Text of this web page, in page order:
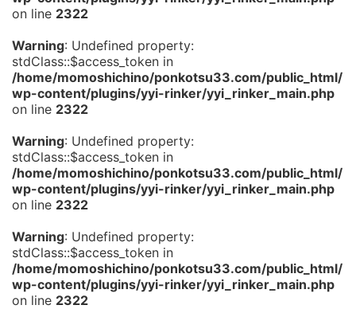
on line 2322
Warning: Undefined property:
stdClass::$access_token in
/home/momoshichino/ponkotsu33.com/public_html/
wp-content/plugins/yyi-rinker/yyi_rinker_main.php
on line 2322
Warning: Undefined property:
stdClass::$access_token in
/home/momoshichino/ponkotsu33.com/public_html/
wp-content/plugins/yyi-rinker/yyi_rinker_main.php
on line 2322
Warning: Undefined property:
stdClass::$access_token in
/home/momoshichino/ponkotsu33.com/public_html/
wp-content/plugins/yyi-rinker/yyi_rinker_main.php
on line 2322